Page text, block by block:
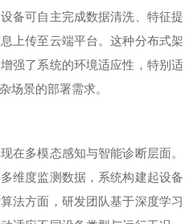
备可自主完成数据清洗、特征提
上传至云端平台。这种分布式架
强了系统的环境适应性，特别适
场景的部署需求。
在多模态感知与智能诊断层面。
维度监测数据，系统构建起设备
法方面，研发团队基于深度学习